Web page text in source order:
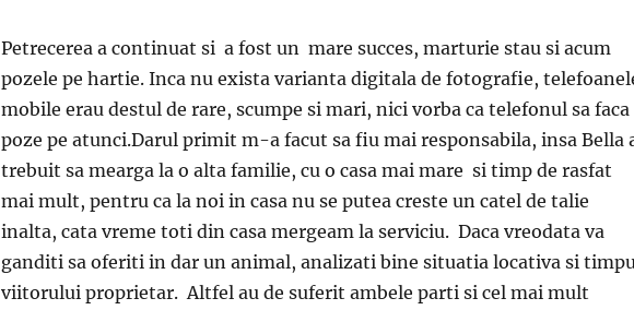
Petrecerea a continuat si a fost un mare succes, marturie stau si acum
pozele pe hartie. Inca nu exista varianta digitala de fotografie,
mobile erau destul de rare, scumpe si mari, nici vorba ca telefonul sa faca
poze pe atunci.Darul primit m-a facut sa fiu mai responsabila, insa Bella
trebuit sa mearga la o alta familie, cu o casa mai mare si timp de rasfat
mai mult, pentru ca la noi in casa nu se putea creste un catel de talie
inalta, cata vreme toti din casa mergeam la serviciu. Daca vreodata va
ganditi sa oferiti in dar un animal, analizati bine situatia locativa si
viitorului proprietar. Altfel au de suferit ambele parti si cel mai mult